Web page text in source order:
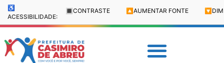
♿
ACESSIBILIDADE:
🔳 CONTRASTE 🔼 AUMENTAR FONTE 🔽